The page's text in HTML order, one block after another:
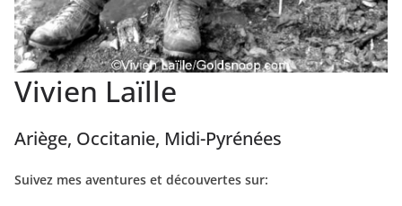
Vivien Laïlle
Ariège, Occitanie, Midi-Pyrénées
Suivez mes aventures et découvertes sur: